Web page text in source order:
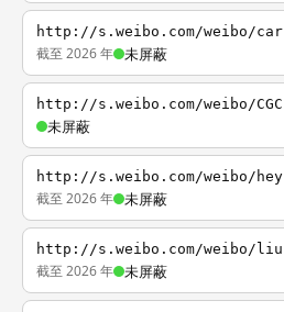
http://s.weibo.com/weibo/car
截至 2026 年 未屏蔽
http://s.weibo.com/weibo/CGC
未屏蔽
http://s.weibo.com/weibo/hey
截至 2026 年 未屏蔽
http://s.weibo.com/weibo/liu
截至 2026 年 未屏蔽